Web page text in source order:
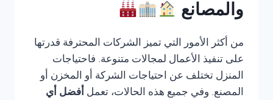
والمصانع
من أكثر الأمور التي تميز الشركات المحترفة قدرتها
على تنفيذ الأعمال لمجالات متنوعة. فاحتياجات
المنزل تختلف عن احتياجات الشركة أو المخزن أو
المصنع. وفي جميع هذه الحالات، تعمل أفضل أي